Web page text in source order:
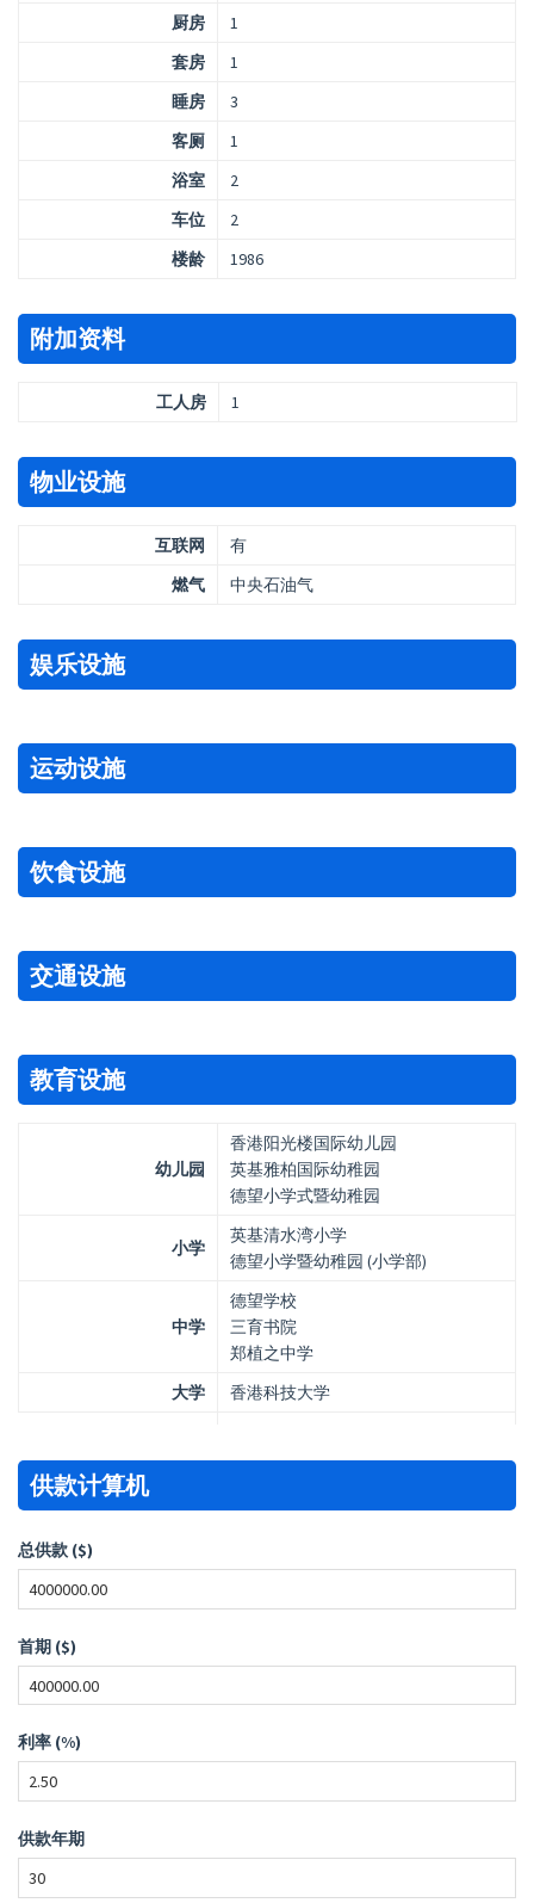
厨房
1
套房
1
睡房
3
客厕
1
浴室
2
车位
2
楼龄
1986
附加资料
工人房 1
物业设施
互联网
有
燃气
中央石油气
娱乐设施
运动设施
饮食设施
交通设施
教育设施
幼儿园
香港阳光楼国际幼儿园
英基雅柏国际幼稚园
德望小学式暨幼稚园
小学
英基清水湾小学
德望小学暨幼稚园 (小学部)
中学
德望学校
三育书院
郑植之中学
大学
香港科技大学
供款计算机
总供款 ($)
首期 ($)
利率 (%)
供款年期